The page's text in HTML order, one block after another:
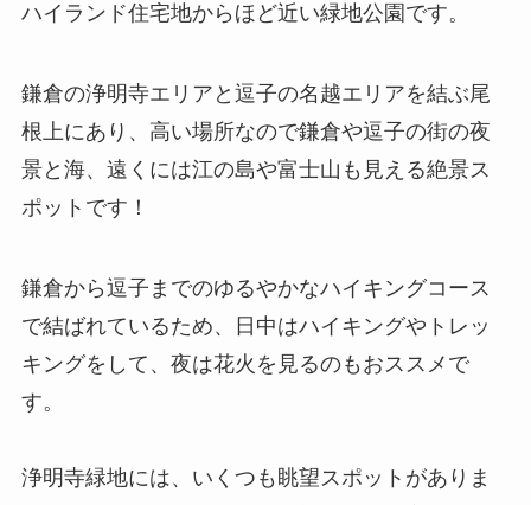
ハイランド住宅地からほど近い緑地公園です。
鎌倉の浄明寺エリアと逗子の名越エリアを結ぶ尾
根上にあり、高い場所なので鎌倉や逗子の街の夜
景と海、遠くには江の島や富士山も見える絶景ス
ポットです！
鎌倉から逗子までのゆるやかなハイキングコース
で結ばれているため、日中はハイキングやトレッ
キングをして、夜は花火を見るのもおススメで
す。
浄明寺緑地には、いくつも眺望スポットがありま